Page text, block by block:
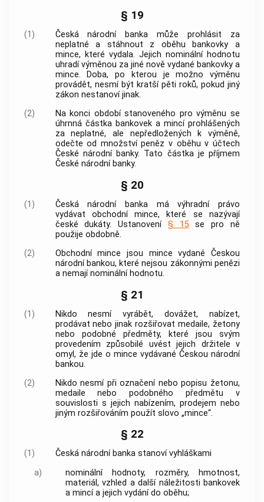
§ 19
(1) Česká národní banka může prohlásit za
neplatné a stáhnout z oběhu bankovky a
mince, které vydala. Jejich nominální hodnotu
uhradí výměnou za jiné nově vydané bankovky a
mince. Doba, po kterou je možno výměnu
provádět, nesmí být kratší pěti roků, pokud jiný
zákon nestanoví jinak.
(2)
Na konci období stanoveného pro výměnu se
úhrnná částka bankovek a mincí prohlášených
za neplatné, ale nepředložených k výměně,
odečte od množství peněz v oběhu v účtech
České národní banky. Tato částka je příjmem
České národní banky.
§ 20
(1) Česká národní bankamá výhradní právo
vydávat obchodní mince, které se nazývají
české dukáty. Ustanovení § 15se pro ně
použije obdobně.
(2)
Obchodní mince jsou mince vydané Českou
národní bankou, které nejsou zákonnými penězi
a nemají nominální hodnotu.
§ 21
(1)
Nikdo nesmí vyrábět, dovážet, nabízet,
prodávat nebo jinak rozšiřovat medaile, žetony
nebo podobné předměty, které jsou svým
provedením způsobilé uvést jejich držitele v
omyl, že jde o mince vydávané Českou národní
bankou.
(2)
Nikdo nesmí při označení nebo popisu žetonu,
medaile nebo podobného předmětu v
souvislosti s jejich nabízením, prodejem nebo
jiným rozšiřováním použít slovo „mince“.
§ 22
(1) Česká národní bankastanoví vyhláškami
a)
nominální hodnoty, rozměry, hmotnost,
materiál, vzhled a další náležitosti bankovek
a mincí a jejich vydání do oběhu;